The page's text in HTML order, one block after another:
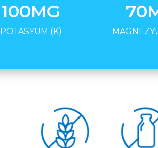
karbonhidrat
aktivite süresince
Carb3+, içeriğindeki
kutusunun içerisinde
Pratik kullanımı ve
rahatlıkla
100MG
POTASYUM (K)